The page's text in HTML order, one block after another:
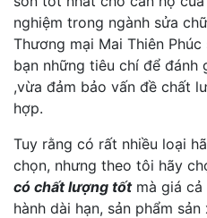
nghiệm trong ngành sửa
Thương mại Mai Thiên
bạn những tiêu chí để đánh
,vừa đảm bảo vấn đề chất
hợp.
Tuy rằng có rất nhiều loại
chọn, nhưng theo tôi hãy
có chất lượng tốtmà giá cả
hành dài hạn, sản phẩm